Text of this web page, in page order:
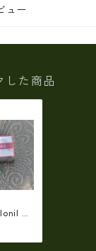
ュー
した商品
専用
ム ア
【co-2